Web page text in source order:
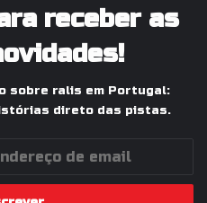
receber as
sobre ralis em Portugal:
direto das pistas.